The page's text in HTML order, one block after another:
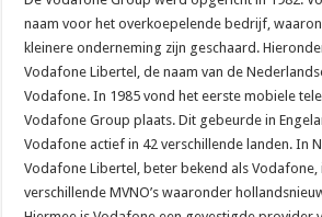
naam voor het overkoepelende bedrijf,
kleinere onderneming zijn geschaard.
Vodafone Libertel, de naam van de
Vodafone. In 1985 vond het eerste mobiele
Vodafone Group plaats. Dit gebeurde in
Vodafone actief in 42 verschillende landen. In
Vodafone Libertel, beter bekend als
verschillende MVNO’s waaronder